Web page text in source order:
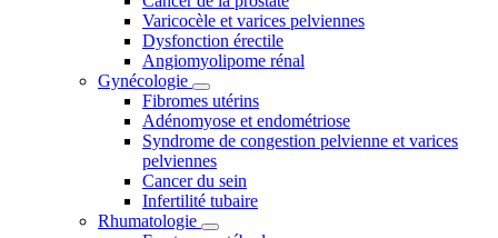
Varicocèle et varices pelviennes
Dysfonction érectile
Angiomyolipome rénal
Gynécologie
Fibromes utérins
Adénomyose et endométriose
Syndrome de congestion pelvienne et varices
pelviennes
Cancer du sein
Infertilité tubaire
Rhumatologie